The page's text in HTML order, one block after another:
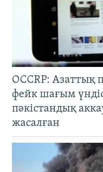
OCCRP: Азаттық
фейк шағым
пәкістандық
жасалған